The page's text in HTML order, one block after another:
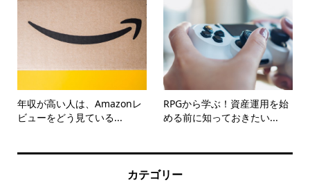
年収が高い人は、Amazonレ
ビューをどう見ている...
RPGから学ぶ！資産運用を始
める前に知っておきたい...
カテゴリー